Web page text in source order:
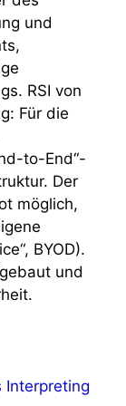
und
RSI von
Für die
to-End“-
Der
möglich,
BYOD).
und
Interpreting